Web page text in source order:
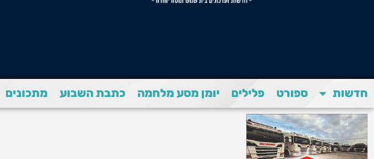
חדשות ספורט פלילים יומן מסע מלחמה כתבת השבוע מתכונים